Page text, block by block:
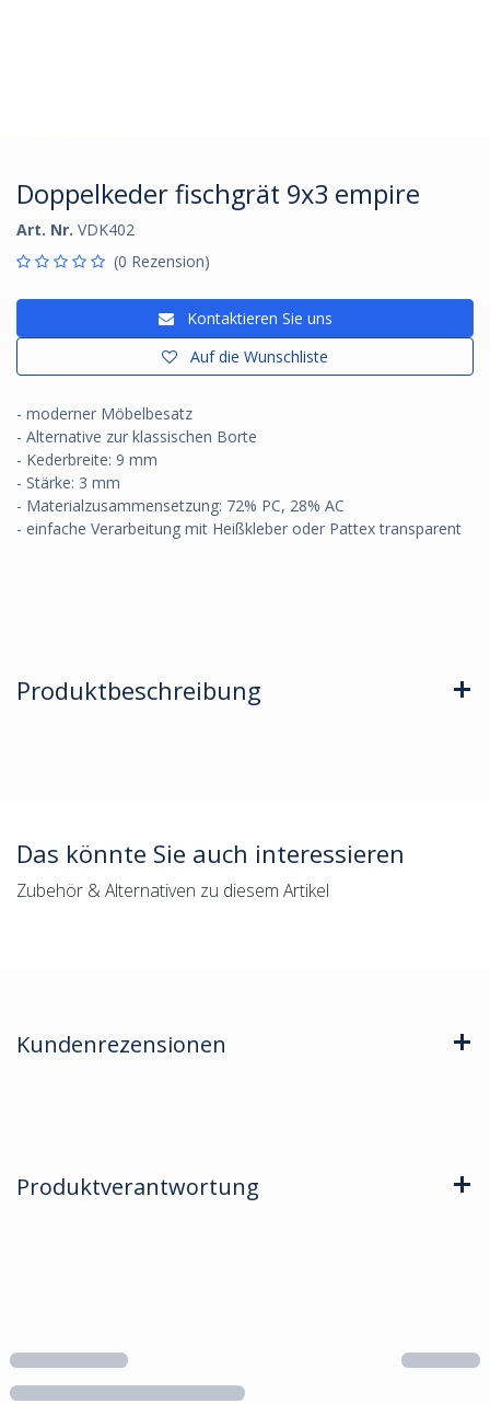
Doppelkeder fischgrät 9x3 empire
Art. Nr. VDK402
(0 Rezension)
Kontaktieren Sie uns
Auf die Wunschliste
- moderner Möbelbesatz
- Alternative zur klassischen Borte
- Kederbreite: 9 mm
- Stärke: 3 mm
- Materialzusammensetzung: 72% PC, 28% AC
- einfache Verarbeitung mit Heißkleber oder Pattex transparent
Produktbeschreibung
Das könnte Sie auch interessieren
Zubehör & Alternativen zu diesem Artikel
Kundenrezensionen
Produktverantwortung